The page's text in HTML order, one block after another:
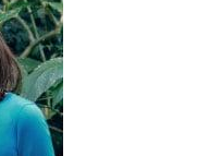
Наадмын амралтын өдрүүдэд
нийслэлийн эрүүл мэндийн
байгууллагууд дараах
хуваарийн дагуу ажиллана
11 цаг 18 минут
Үндэсний их баяр наадам
эхэллээ